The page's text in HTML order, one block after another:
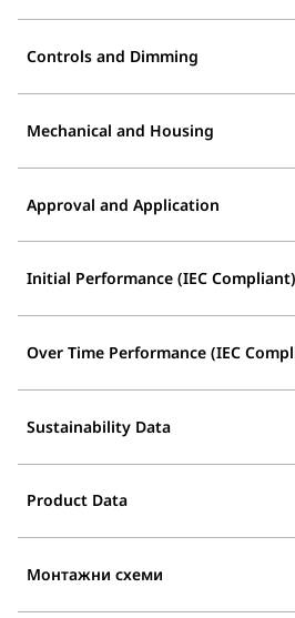
Controls and Dimming
Mechanical and Housing
Approval and Application
Initial Performance (IEC Compliant)
Over Time Performance (IEC
Sustainability Data
Product Data
Монтажни схеми